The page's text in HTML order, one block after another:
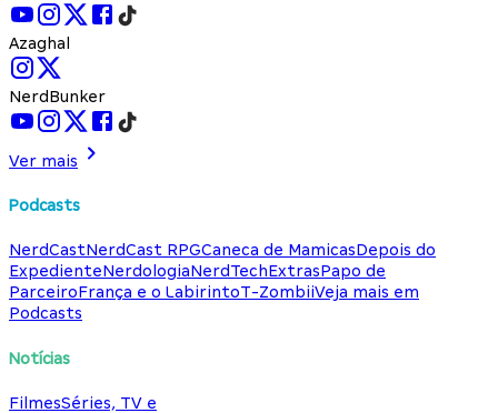
Azaghal
NerdBunker
Ver mais
Podcasts
NerdCastNerdCast RPGCaneca de MamicasDepois do
ExpedienteNerdologiaNerdTechExtrasPapo de
ParceiroFrança e o LabirintoT-ZombiiVeja mais em
Podcasts
Notícias
FilmesSéries, TV e